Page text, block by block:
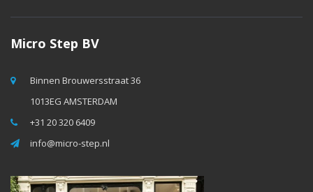
Micro Step BV
Binnen Brouwersstraat 36
1013EG AMSTERDAM
+31 20 320 6409
info@micro-step.nl